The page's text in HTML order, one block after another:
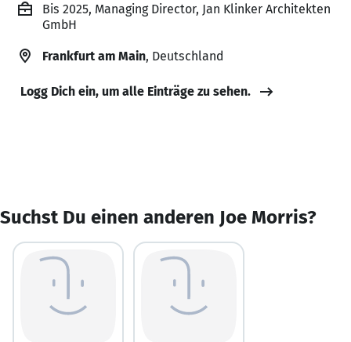
Bis 2025, Managing Director, Jan Klinker Architekten
GmbH
Frankfurt am Main, Deutschland
Logg Dich ein, um alle Einträge zu sehen.
Suchst Du einen anderen Joe Morris?